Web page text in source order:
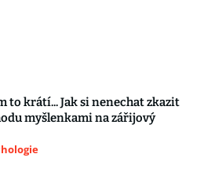
to krátí... Jak si nenechat zkazit
myšlenkami na zářijový